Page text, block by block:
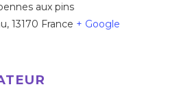
aux pins
, 13170 France + Google